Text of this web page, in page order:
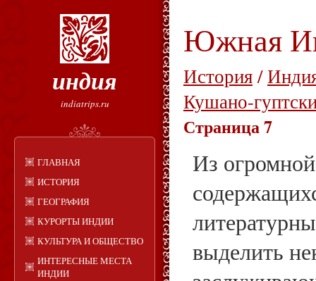
индия
indiatrips.ru
ГЛАВНАЯ
ИСТОРИЯ
ГЕОГРАФИЯ
КУРОРТЫ ИНДИИ
КУЛЬТУРА И ОБЩЕСТВО
ИНТЕРЕСНЫЕ МЕСТА
ИНДИИ
Южная
История/
Кушано-
Страница 7
Из
выделить